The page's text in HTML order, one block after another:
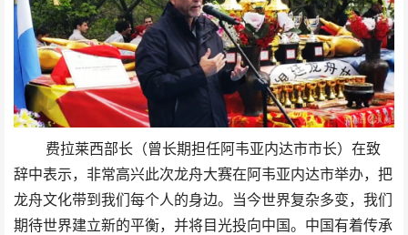
费拉莱西部长（曾长期担任阿韦亚内达市市长）在致
辞中表示，非常高兴此次龙舟大赛在阿韦亚内达市举办，把
龙舟文化带到我们每个人的身边。当今世界复杂多变，我们
期待世界建立新的平衡，并将目光投向中国。中国有着传承